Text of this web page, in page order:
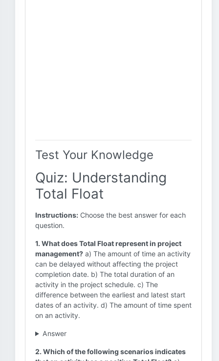
Test Your Knowledge
Quiz: Understanding
Total Float
Instructions: Choose the best answer for each
question.
1. What does Total Float represent in project
management? a) The amount of time an activity
can be delayed without affecting the project
completion date. b) The total duration of an
activity in the project schedule. c) The
difference between the earliest and latest start
dates of an activity. d) The amount of time spent
on an activity.
Answer
2. Which of the following scenarios indicates